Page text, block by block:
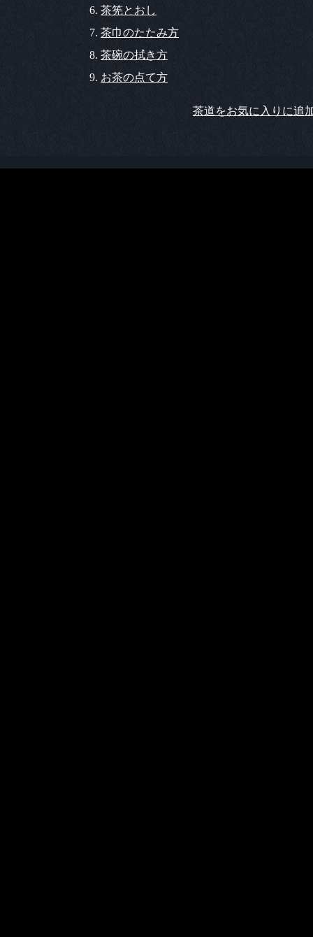
茶筅とおし
茶巾のたたみ方
茶碗の拭き方
お茶の点て方
茶道をお気に入りに追